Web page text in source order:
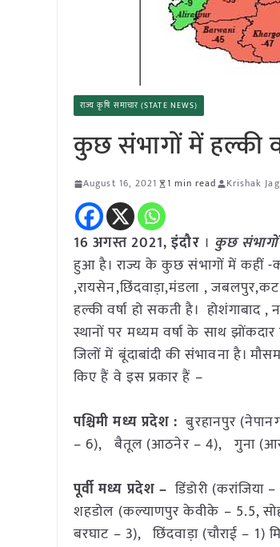
राज्य कृषि समाचार (STATE NEWS)
कुछ संभागों में हल्की
August 16, 2021 1 min read Krishak
16 अगस्त 2021,इंदौर । कुछ संभागों
हुआ है। राज्य के कुछ संभागों में कहीं -
,रायसेन,छिंदवाड़ा,मंडला ,
हल्की वर्षा हो सकती है। होशंगाबाद
स्थानों पर मध्यम वर्षा के साथ
जिलों में बूंदाबांदी की संभावना है।
किए हैं वे इस प्रकार हैं –
पश्चिमी मध्य प्रदेश : बुरहानपुर
– 6), बैतूल (आठनेर – 4), गुना
पूर्वी मध्य प्रदेश – डिंडोरी
शहडोल (कल्याणपुर केवीके – 5.5,
बरघाट – 3), छिंदवाड़ा (चौराई – 1)